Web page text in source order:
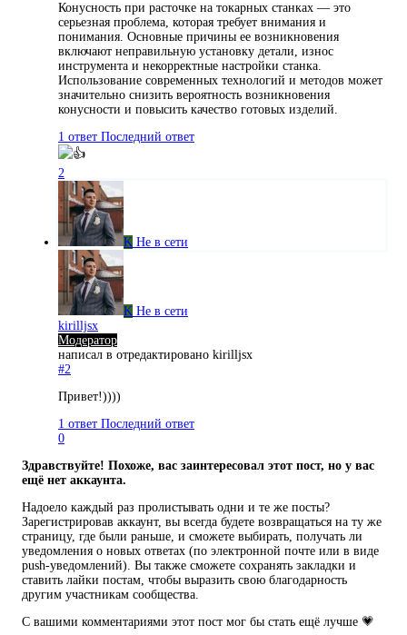
Конусность при расточке на токарных станках — это
серьезная проблема, которая требует внимания и
понимания. Основные причины ее возникновения
включают неправильную установку детали, износ
инструмента и некорректные настройки станка.
Использование современных технологий и методов может
значительно снизить вероятность возникновения
конусности и повысить качество готовых изделий.
1 ответ Последний ответ
2
K Не в сети
K Не в сети
kirilljsx
Модератор
написал в отредактировано kirilljsx
#2
Привет!))))
1 ответ Последний ответ
0
Здравствуйте! Похоже, вас заинтересовал этот пост, но у вас
ещё нет аккаунта.
Надоело каждый раз пролистывать одни и те же посты?
Зарегистрировав аккаунт, вы всегда будете возвращаться на ту же
страницу, где были раньше, и сможете выбирать, получать ли
уведомления о новых ответах (по электронной почте или в виде
push-уведомлений). Вы также сможете сохранять закладки и
ставить лайки постам, чтобы выразить свою благодарность
другим участникам сообщества.
С вашими комментариями этот пост мог бы стать ещё лучше 💗